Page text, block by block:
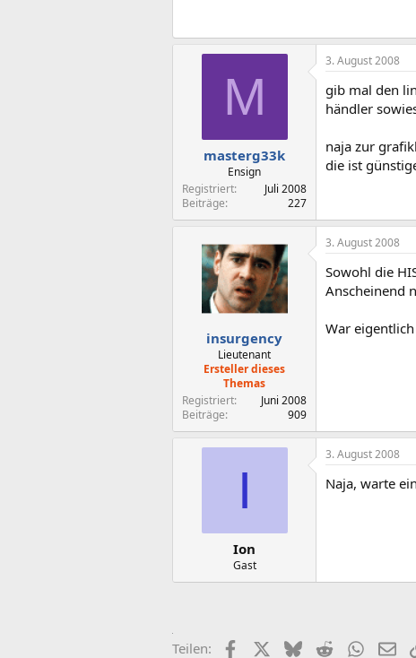
M
masterg33k
Ensign
Registriert
Juli 2008
Beiträge
227
3. August 2008
gib mal den
händler
naja zur
die ist
insurgency
Lieutenant
Ersteller dieses
Themas
Registriert
Juni 2008
Beiträge
909
3. August 2008
Sowohl die
Anscheinend
War
I
Ion
Gast
3. August 2008
Naja, warte
Teilen: FacebookX (Twitter)
BlueskyReddit E-